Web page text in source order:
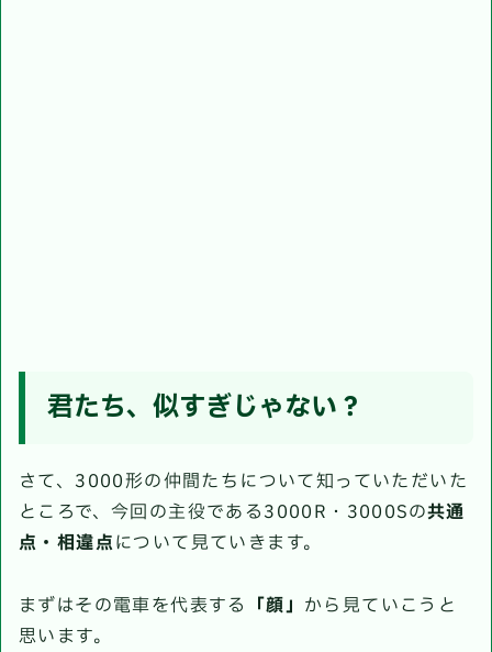
君たち、似すぎじゃない？
さて、3000形の仲間たちについて知っていただいた
ところで、今回の主役である3000R・3000Sの共通
点・相違点について見ていきます。
まずはその電車を代表する 「顔」 から見ていこうと
思います。